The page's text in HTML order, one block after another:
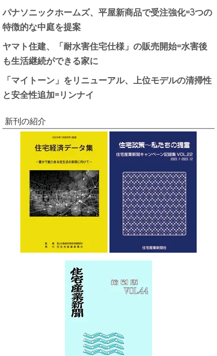
パナソニックホームズ、平屋新商品で受注強化=3つの
特徴的な中庭を提案
ヤマト住建、「耐水害住宅仕様」の販売開始=水害後
も生活継続ができる家に
「マイトーン」をリニューアル、上位モデルの清掃性
と安全性追加=リンナイ
新刊の紹介